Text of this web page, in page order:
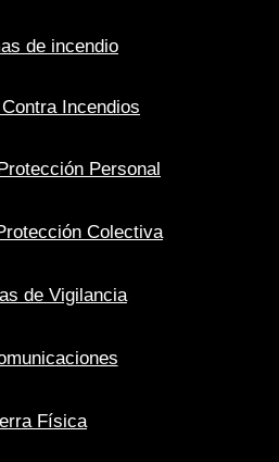
de incendio
Incendios
Personal
Colectiva
de Vigilancia
Física